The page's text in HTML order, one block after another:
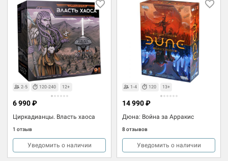
2-5 120-240 12+
Циркадианцы. Власть хаоса
1 отзыв
6 990 ₽
Уведомить о наличии
1-4 120 13+
Дюна: Война за Арракис
8 отзывов
14 990 ₽
Уведомить о наличии